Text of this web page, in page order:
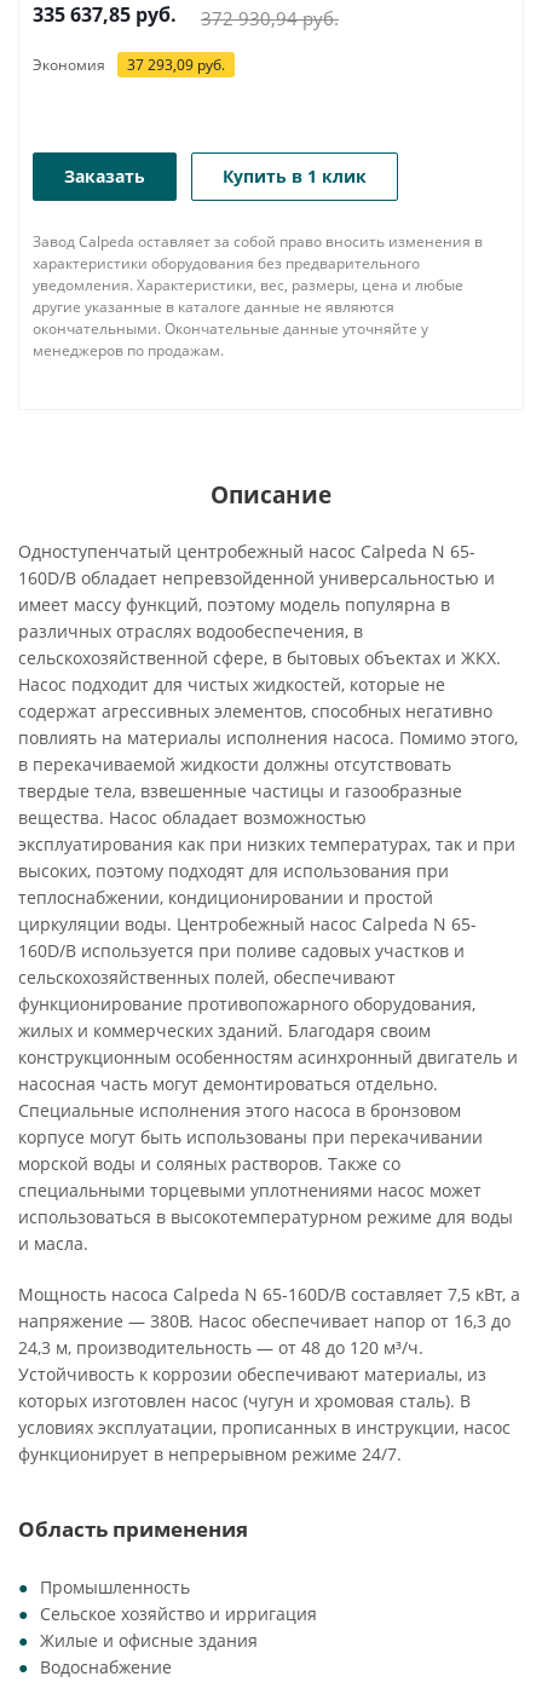
335 637,85 руб. 372 930,94руб.
Экономия 37 293,09 руб.
Заказать Купить в 1 клик
Завод Calpeda оставляет за собой право вносить изменения в
характеристики оборудования без предварительного
уведомления. Характеристики, вес, размеры, цена и любые
другие указанные в каталоге данные не являются
окончательными. Окончательные данные уточняйте у
менеджеров по продажам.
Описание
Одноступенчатый центробежный насос Calpeda N 65-
160D/B обладает непревзойденной универсальностью и
имеет массу функций, поэтому модель популярна в
различных отраслях водообеспечения, в
сельскохозяйственной сфере, в бытовых объектах и ЖКХ.
Насос подходит для чистых жидкостей, которые не
содержат агрессивных элементов, способных негативно
повлиять на материалы исполнения насоса. Помимо этого,
в перекачиваемой жидкости должны отсутствовать
твердые тела, взвешенные частицы и газообразные
вещества. Насос обладает возможностью
эксплуатирования как при низких температурах, так и при
высоких, поэтому подходят для использования при
теплоснабжении, кондиционировании и простой
циркуляции воды. Центробежный насос Calpeda N 65-
160D/B используется при поливе садовых участков и
сельскохозяйственных полей, обеспечивают
функционирование противопожарного оборудования,
жилых и коммерческих зданий. Благодаря своим
конструкционным особенностям асинхронный двигатель и
насосная часть могут демонтироваться отдельно.
Специальные исполнения этого насоса в бронзовом
корпусе могут быть использованы при перекачивании
морской воды и соляных растворов. Также со
специальными торцевыми уплотнениями насос может
использоваться в высокотемпературном режиме для воды
и масла.
Мощность насоса Calpeda N 65-160D/B составляет 7,5 кВт, а
напряжение — 380В. Насос обеспечивает напор от 16,3 до
24,3 м, производительность — от 48 до 120 м³/ч.
Устойчивость к коррозии обеспечивают материалы, из
которых изготовлен насос (чугун и хромовая сталь). В
условиях эксплуатации, прописанных в инструкции, насос
функционирует в непрерывном режиме 24/7.
Область применения
Промышленность
Сельское хозяйство и ирригация
Жилые и офисные здания
Водоснабжение